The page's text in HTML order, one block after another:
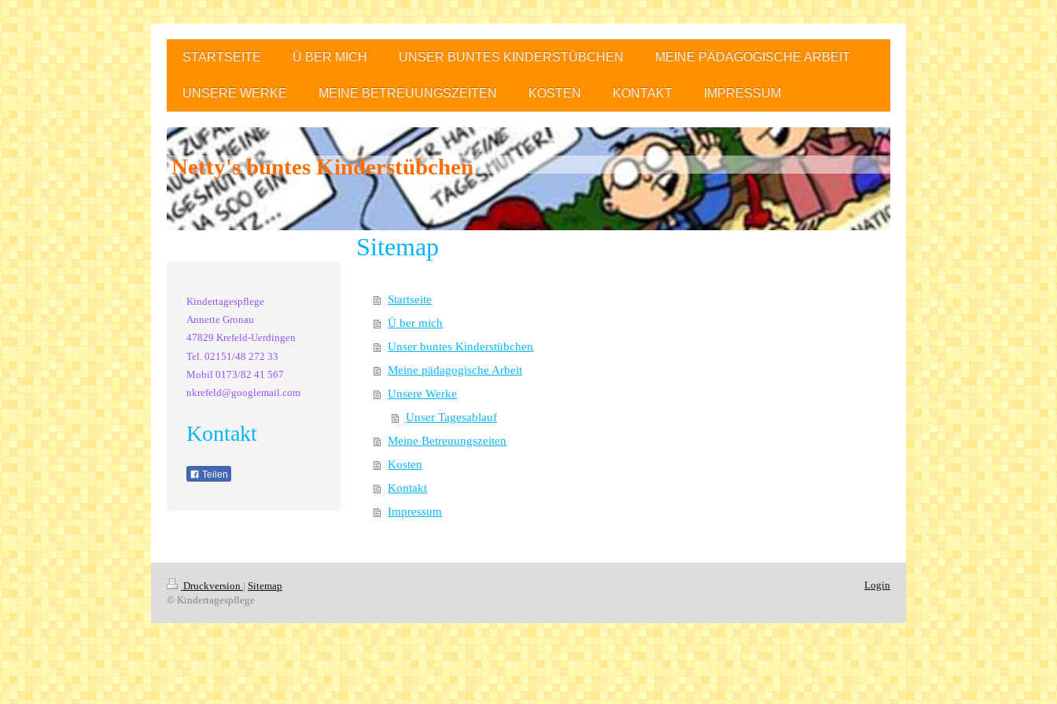
STARTSEITE Ü BER MICH UNSER BUNTES KINDERSTÜBCHEN MEINE PÄDAGOGISCHE ARBEIT
UNSERE WERKE MEINE BETREUUNGSZEITEN KOSTEN KONTAKT IMPRESSUM
Netty's buntes Kinderstübchen
Sitemap
Startseite
Ü ber mich
Unser buntes Kinderstübchen
Meine pädagogische Arbeit
Unsere Werke
Unser Tagesablauf
Meine Betreuungszeiten
Kosten
Kontakt
Impressum
Kindertagespflege
Annette Gronau
47829 Krefeld-Uerdingen
Tel. 02151/48 272 33
Mobil 0173/82 41 567
nkrefeld@googlemail.com
Kontakt
Teilen
Druckversion | Sitemap
© Kindertagespflege
Login